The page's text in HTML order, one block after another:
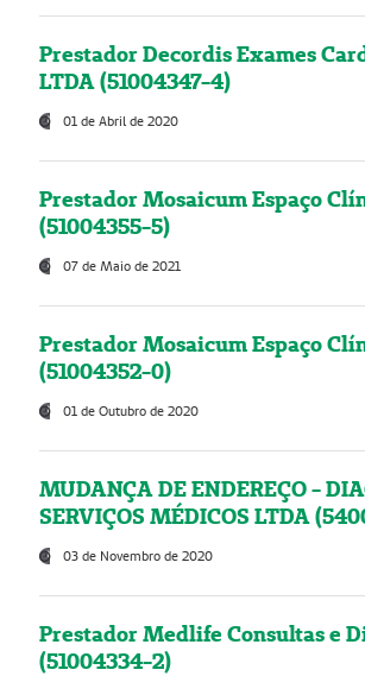
Prestador Decordis Exames
LTDA (51004347-4)
01 de Abril de 2020
Prestador Mosaicum Espaço
(51004355-5)
07 de Maio de 2021
Prestador Mosaicum Espaço
(51004352-0)
01 de Outubro de 2020
MUDANÇA DE ENDEREÇO -
SERVIÇOS MÉDICOS LTDA
03 de Novembro de 2020
Prestador Medlife Consultas e
(51004334-2)